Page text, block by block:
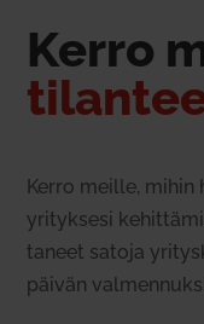
Kerro
Kerro meille,
yri­tyksesi
taneet satoja
päivän